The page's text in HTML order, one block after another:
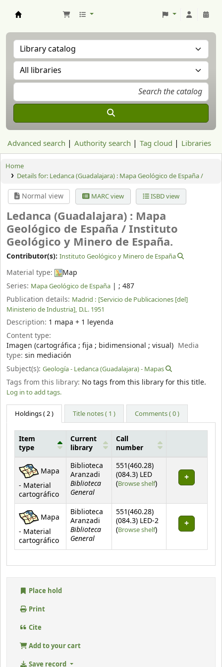
Advanced search Authority search Tag cloud Libraries
Home
Details for: Ledanca (Guadalajara) : Mapa Geológico de España /
Normal view MARC view ISBD view
Ledanca (Guadalajara) : Mapa
Geológico de España /Instituto
Geológico y Minero de España.
Contributor(s): Instituto Geológico y Minero de España
Material type:
Map
Series: Mapa Geológico de España | ; 487
Publication details: Madrid : [Servicio de Publicaciones [del]
Ministerio de Industria], D.L. 1951
Description: 1 mapa + 1 leyenda
Content type:
Imagen (cartográfica ; fija ; bidimensional ; visual) Media
type: sin mediación
Subject(s): Geología - Ledanca (Guadalajara) - Mapas
Tags from this library: No tags from this library for this title.
Log in to add tags.
Holdings( 2 ) Title notes ( 1 ) Comments ( 0 )
Holdings
Item
type
Current
library
Call
number
Mapa
- Material
cartográfico
Biblioteca
Aranzadi
Biblioteca
General
551(460.28)
(084.3) LED
(Browse shelf(Opens below)
)
Mapa
- Material
cartográfico
Biblioteca
Aranzadi
Biblioteca
General
551(460.28)
(084.3) LED-2
(Browse shelf(Opens below)
)
Place hold
Print
Cite
Add to your cart
Save record